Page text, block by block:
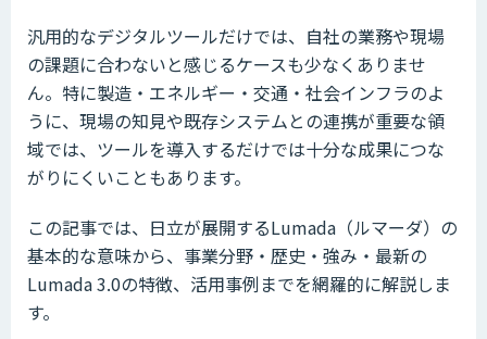
汎用的なデジタルツールだけでは、自社の業務や現場
の課題に合わないと感じるケースも少なくありませ
ん。特に製造・エネルギー・交通・社会インフラのよ
うに、現場の知見や既存システムとの連携が重要な領
域では、ツールを導入するだけでは十分な成果につな
がりにくいこともあります。
この記事では、日立が展開するLumada（ルマーダ）の
基本的な意味から、事業分野・歴史・強み・最新の
Lumada 3.0の特徴、活用事例までを網羅的に解説しま
す。